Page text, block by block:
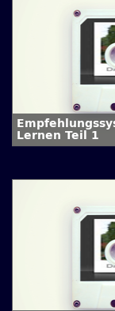
Lernen Teil 1